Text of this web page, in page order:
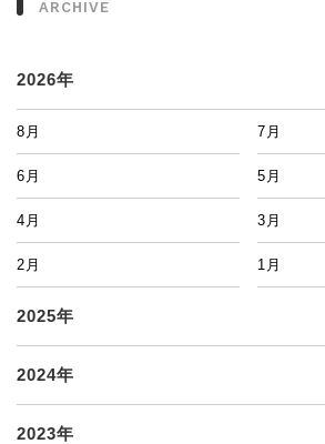
ARCHIVE
2026年
8月 7月
6月 5月
4月 3月
2月 1月
2025年
2024年
2023年